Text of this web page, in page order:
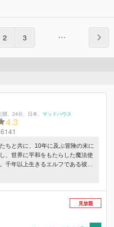
2 3
開、 24分、 日本、 マッドハウス
4.3
ちと共に、10年に及ぶ冒険の末に
、世界に平和をもたらした魔法使
千年以上生きるエルフである彼女
ちと再会の約束をし、独り旅に出
50年前と変わらぬ彼女に対し、ヒ
人生は残りわずかだった。その
ヒンメルを目の当たりにし、これ
見放題